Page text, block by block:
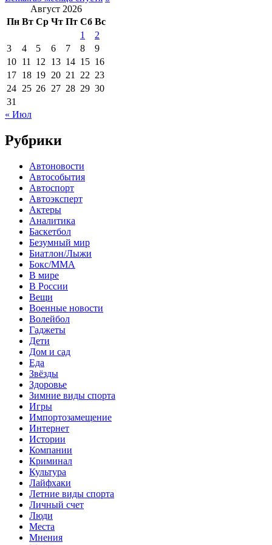
Август 2026
Пн Вт Ср Чт Пт Сб Вс
1
2
3
4 5 6 7 8
9
10 11 12 13 14 15 16
17 18 19 20 21 22 23
24 25 26 27 28 29 30
31
« Июл
Рубрики
Автоновости
Автособытия
Автоспорт
Автоэксперт
Актеры
Аналитика
Баскетбол
Безумный мир
Биатлон/Лыжи
Бокс/MMA
В мире
В России
Вещи
Военные новости
Волейбол
Гаджеты
Дети
Дом и сад
Еда
Звёзды
Здоровье
Зимние виды спорта
Игры
Импортозамещение
Интернет
Истории
Компании
Криминал
Культура
Лайфхаки
Летние виды спорта
Личный счет
Люди
Места
Мнения